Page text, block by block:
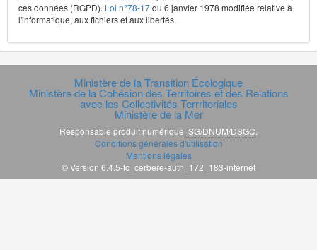
ces données (RGPD). Loi n°78-17du 6 janvier 1978 modifiée relative à
l'informatique, aux fichiers et aux libertés.
Ministère de la Transition Écologique
Ministère de la Cohésion des Territoires et des Relations
avec les Collectivités Terrritoriales
Ministère de la Mer
Responsable produit numérique SG/DNUM/DSGC
Conditions générales d'utilisation
Mentions légales
© Version 6.4.5-tc_cerbere-auth_172_183-internet